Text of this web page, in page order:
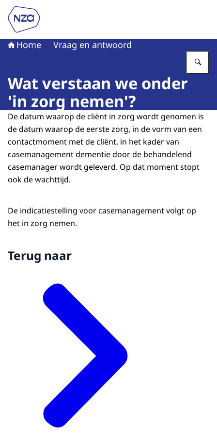
Naar de homepage van Nederlandse Zorgautoriteit
Home Vraag en antwoord
Wat verstaan we onder
'in zorg nemen'?
De datum waarop de cliënt in zorg wordt genomen is
de datum waarop de eerste zorg, in de vorm van een
contactmoment met de cliënt, in het kader van
casemanagement dementie door de behandelend
casemanager wordt geleverd. Op dat moment stopt
ook de wachttijd.
De indicatiestelling voor casemanagement volgt op
het in zorg nemen.
Terug naar